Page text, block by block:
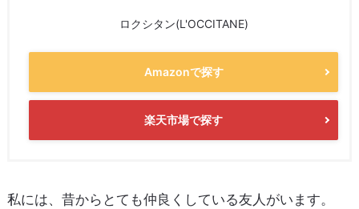
ロクシタン(L'OCCITANE)
Amazonで探す
楽天市場で探す
私には、昔からとても仲良くしている友人がいます。